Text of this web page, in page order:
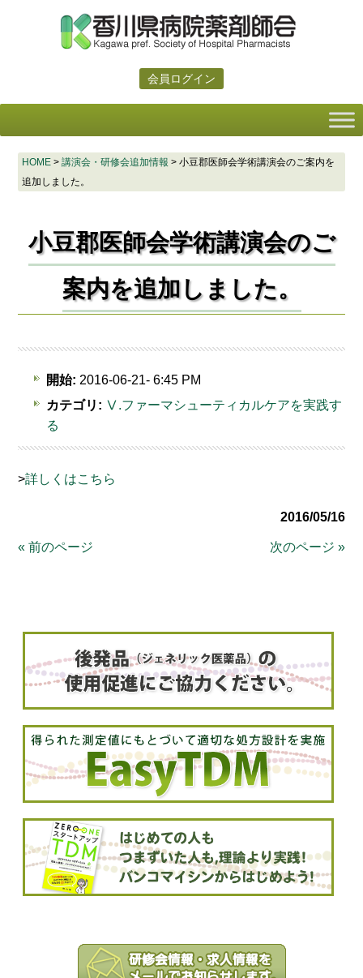
会員ログイン
HOME> 講演会・研修会追加情報 > 小豆郡医師会学術講演会のご案内を
追加しました。
小豆郡医師会学術講演会のご
案内を追加しました。
開始: 2016-06-21- 6:45 PM
カテゴリ: Ⅴ.ファーマシューティカルケアを実践す
る
>詳しくはこちら
2016/05/16
« 前のページ 次のページ »